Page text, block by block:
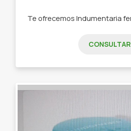
CONSULTAR